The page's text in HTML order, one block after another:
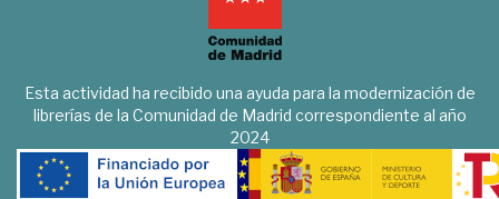
Esta actividad ha recibido una ayuda para la modernización de
librerías de la Comunidad de Madrid correspondiente al año
2024